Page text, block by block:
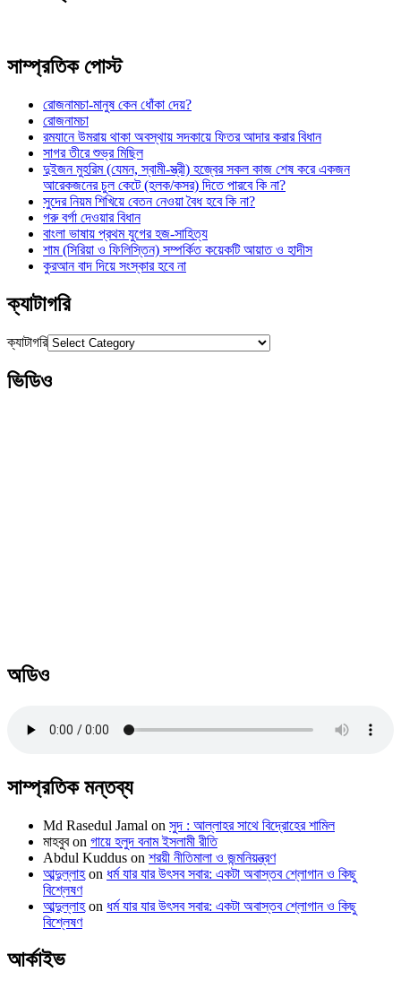
সাম্প্রতিক পোস্ট
রোজনামচা-মানুষ কেন ধোঁকা দেয়?
রোজনামচা
রমযানে উমরায় থাকা অবস্থায় সদকায়ে ফিতর আদার করার বিধান
সাগর তীরে শুভ্র মিছিল
দুইজন মুহরিম (যেমন, স্বামী-স্ত্রী) হজ্বের সকল কাজ শেষ করে একজন
আরেকজনের চুল কেটে (হলক/কসর) দিতে পারবে কি না?
সুদের নিয়ম শিখিয়ে বেতন নেওয়া বৈধ হবে কি না?
গরু বর্গা দেওয়ার বিধান
বাংলা ভাষায় প্রথম যুগের হজ-সাহিত্য
শাম (সিরিয়া ও ফিলিস্তিন) সম্পর্কিত কয়েকটি আয়াত ও হাদীস
কুরআন বাদ দিয়ে সংস্কার হবে না
ক্যাটাগরি
ক্যাটাগরি
ভিডিও
অডিও
সাম্প্রতিক মন্তব্য
Md Rasedul Jamal on সুদ : আল্লাহর সাথে বিদ্রোহের শামিল
মাহবুবon গায়ে হলুদ বনাম ইসলামী রীতি
Abdul Kuddus on শরয়ী নীতিমালা ও জন্মনিয়ন্ত্রণ
আব্দুল্লাহon ধর্ম যার যার উৎসব সবার: একটা অবাস্তব শ্লোগান ও কিছু
বিশ্লেষণ
আব্দুল্লাহon ধর্ম যার যার উৎসব সবার: একটা অবাস্তব শ্লোগান ও কিছু
বিশ্লেষণ
আর্কাইভ